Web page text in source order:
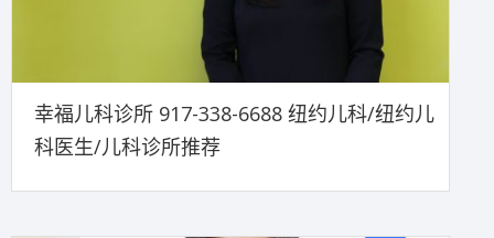
幸福儿科诊所 917-338-6688 纽约儿科/纽约儿
科医生/儿科诊所推荐